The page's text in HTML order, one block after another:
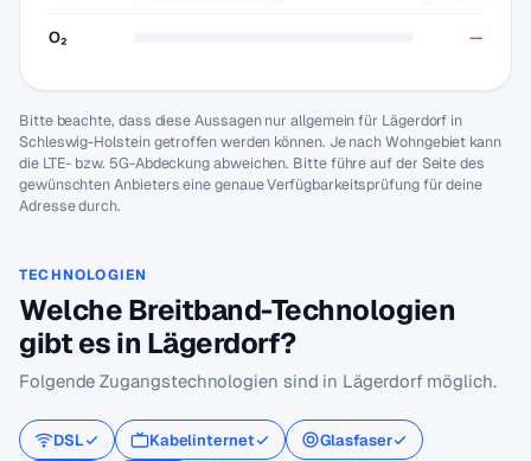
O₂ —
Bitte beachte, dass diese Aussagen nur allgemein für Lägerdorf in
Schleswig-Holstein getroffen werden können. Je nach Wohngebiet kann
die LTE- bzw. 5G-Abdeckung abweichen. Bitte führe auf der Seite des
gewünschten Anbieters eine genaue Verfügbarkeitsprüfung für deine
Adresse durch.
TECHNOLOGIEN
Welche Breitband-Technologien
gibt es in Lägerdorf?
Folgende Zugangstechnologien sind in Lägerdorf möglich.
DSL Kabelinternet Glasfaser